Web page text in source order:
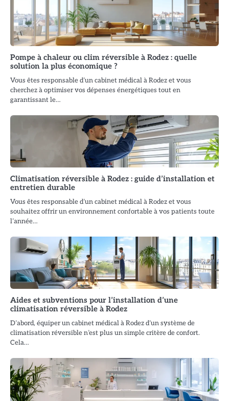
Pompe à chaleur ou clim réversible à Rodez : quelle
solution la plus économique ?
Vous êtes responsable d’un cabinet médical à Rodez et vous
cherchez à optimiser vos dépenses énergétiques tout en
garantissant le…
Climatisation réversible à Rodez : guide d’installation et
entretien durable
Vous êtes responsable d’un cabinet médical à Rodez et vous
souhaitez offrir un environnement confortable à vos patients toute
l’année…
Aides et subventions pour l’installation d’une
climatisation réversible à Rodez
D’abord, équiper un cabinet médical à Rodez d’un système de
climatisation réversible n’est plus un simple critère de confort.
Cela…